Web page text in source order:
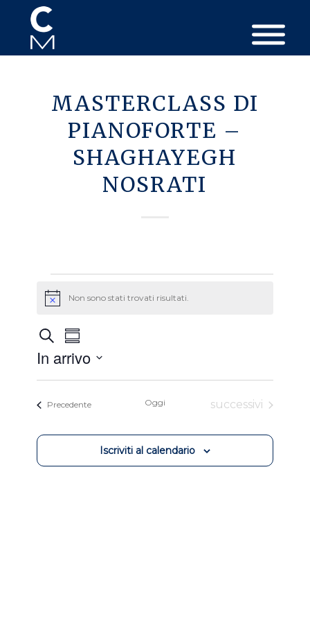
MASTERCLASS DI
PIANOFORTE –
SHAGHAYEGH
NOSRATI
Eventi
AvvisoNon sono stati trovati risultati.
Eventi
Ricerca
Navigazione
CercaEvento
Viste
Navigazione
Sommario
In arrivo
data.
PrecedenteEventi Oggi Eventi
successivi
Iscriviti al calendario